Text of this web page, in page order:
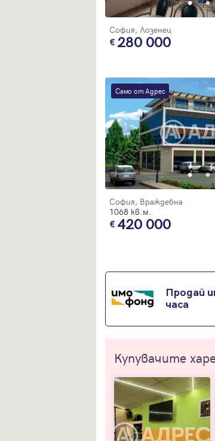
София, Лозенец
280 000
Само от Адрес
София, Враждебна
1068 кв.м.
420 000
Продай
часа
Купувачите